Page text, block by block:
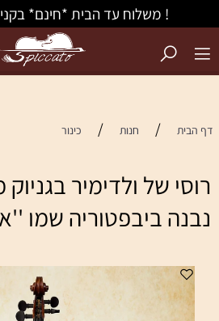
! משלוח עד הבית *חינם* בקנייה
דף הבית / חנות / כינור
נבנה ביבפטוריה שמו